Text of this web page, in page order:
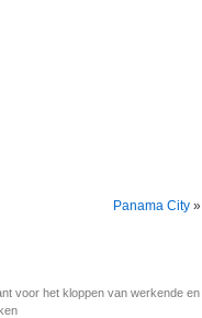
Panama City »
voor het kloppen van werkende en